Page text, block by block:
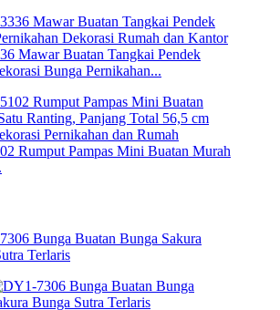
Mawar Buatan Tangkai Pendek
Bunga Pernikahan...
Rumput Pampas Mini Buatan Murah